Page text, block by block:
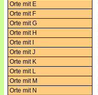
Orte mit E
Orte mit F
Orte mit G
Orte mit H
Orte mit I
Orte mit J
Orte mit K
Orte mit L
Orte mit M
Orte mit N